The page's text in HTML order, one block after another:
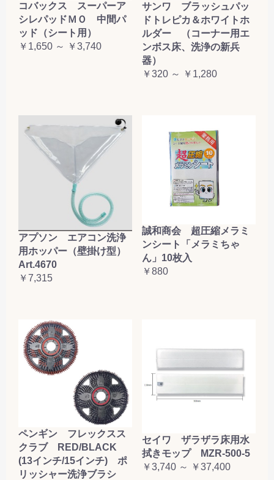
コバックス スーパーア
シレパッドＭＯ 中間パ
ッド（シート用）
￥1,650 ～ ￥3,740
サンワ ブラッシュパッ
ドトレピカ＆ホワイトホ
ルダー （コーナー用エ
ンボス床、洗浄の新兵
器）
￥320 ～ ￥1,280
アプソン エアコン洗浄
用ホッパー（壁掛け型）
Art.4670
￥7,315
誠和商会 超圧縮メラミ
ンシート「メラミちゃ
ん」10枚入
￥880
ペンギン フレックスス
クラブ RED/BLACK
(13インチ/15インチ) ポ
リッシャー洗浄ブラシ
セイワ ザラザラ床用水
拭きモップ MZR-500-5
￥3,740 ～ ￥37,400